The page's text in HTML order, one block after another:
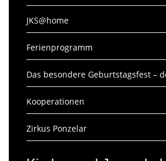
JKS@home
Ferienprogramm
Das besondere Geburtstagsfest –
Kooperationen
Zirkus Ponzelar